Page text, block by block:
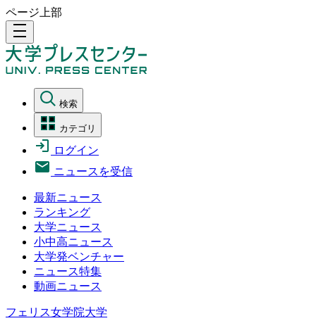
ページ上部
density_medium
検索
カテゴリ
ログイン
ニュースを受信
最新ニュース
ランキング
大学ニュース
小中高ニュース
大学発ベンチャー
ニュース特集
動画ニュース
フェリス女学院大学